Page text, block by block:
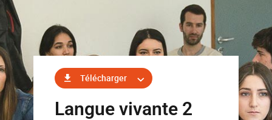
Télécharger
Langue vivante 2